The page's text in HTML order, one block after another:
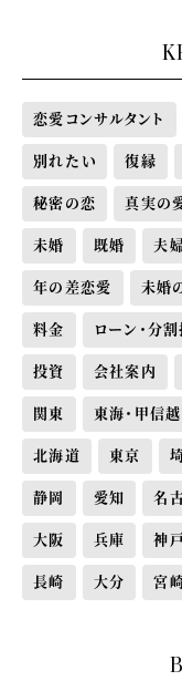
恋愛コンサルタント
別れたい 復縁
秘密の恋 真実の
未婚 既婚 夫
年の差恋愛 未婚
料金 ローン・分
投資 会社案内
関東 東海・甲信越
北海道 東京
静岡 愛知 名
大阪 兵庫 神
長崎 大分 宮